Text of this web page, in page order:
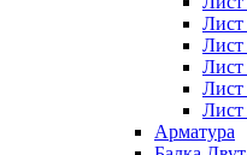
Лист
Лист
Арматура